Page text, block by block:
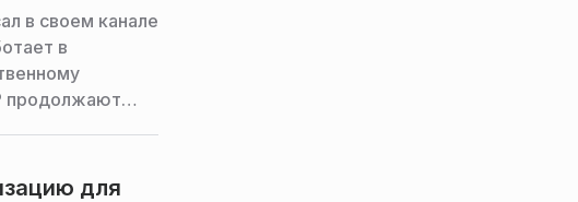
в своем канале
в
продолжают
для